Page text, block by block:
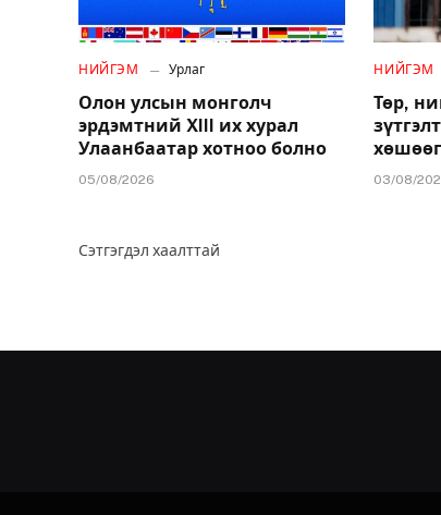
НИЙГЭМ Урлаг
Олон улсын монголч
эрдэмтний XIII их хурал
Улаанбаатар хотноо болно
05/08/2026
НИЙГЭМ
Төр,
03/08/
Сэтгэгдэл хаалттай